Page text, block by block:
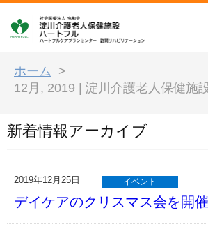
ホーム >
12月, 2019 | 淀川介護老人保健施
新着情報アーカイブ
2019年12月25日 イベント
デイケアのクリスマス会を開